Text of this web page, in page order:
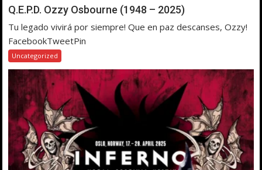
Q.E.P.D. Ozzy Osbourne (1948 – 2025)
Tu legado vivirá por siempre! Que en paz descanses, Ozzy!
FacebookTweetPin
Uncategorized